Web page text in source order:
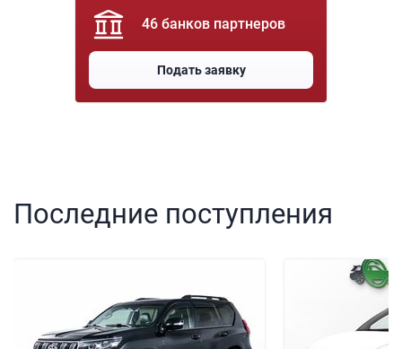
46 банков партнеров
Подать заявку
Последние поступления